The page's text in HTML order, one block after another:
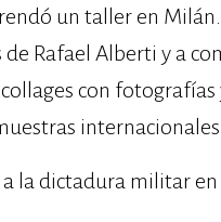
un taller en
Rafael Alberti y a
con
a la dictadura militar